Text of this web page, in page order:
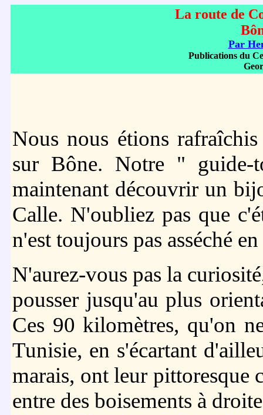
La route de
Par
Publications du
Nous nous étions
sur Bône. Notre " guide-
maintenant découvrir un
Calle. N'oubliez pas que
n'est toujours pas asséché
N'aurez-vous pas la
pousser jusqu'au plus
Ces 90 kilomètres, qu'on
Tunisie, en s'écartant
marais, ont leur pittoresque
entre des boisements à